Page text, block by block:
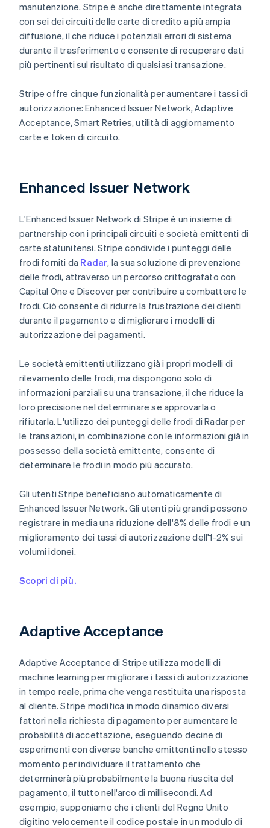
manutenzione. Stripe è anche direttamente integrata
con sei dei circuiti delle carte di credito a più ampia
diffusione, il che riduce i potenziali errori di sistema
durante il trasferimento e consente di recuperare dati
più pertinenti sul risultato di qualsiasi transazione.
Stripe offre cinque funzionalità per aumentare i tassi di
autorizzazione: Enhanced Issuer Network, Adaptive
Acceptance, Smart Retries, utilità di aggiornamento
carte e token di circuito.
Enhanced Issuer Network
L'Enhanced Issuer Network di Stripe è un insieme di
partnership con i principali circuiti e società emittenti di
carte statunitensi. Stripe condivide i punteggi delle
frodi forniti da Radar, la sua soluzione di prevenzione
delle frodi, attraverso un percorso crittografato con
Capital One e Discover per contribuire a combattere le
frodi. Ciò consente di ridurre la frustrazione dei clienti
durante il pagamento e di migliorare i modelli di
autorizzazione dei pagamenti.
Le società emittenti utilizzano già i propri modelli di
rilevamento delle frodi, ma dispongono solo di
informazioni parziali su una transazione, il che riduce la
loro precisione nel determinare se approvarla o
rifiutarla. L'utilizzo dei punteggi delle frodi di Radar per
le transazioni, in combinazione con le informazioni già in
possesso della società emittente, consente di
determinare le frodi in modo più accurato.
Gli utenti Stripe beneficiano automaticamente di
Enhanced Issuer Network. Gli utenti più grandi possono
registrare in media una riduzione dell'8% delle frodi e un
miglioramento dei tassi di autorizzazione dell'1-2% sui
volumi idonei.
Scopri di più.
Adaptive Acceptance
Adaptive Acceptance di Stripe utilizza modelli di
machine learning per migliorare i tassi di autorizzazione
in tempo reale, prima che venga restituita una risposta
al cliente. Stripe modifica in modo dinamico diversi
fattori nella richiesta di pagamento per aumentare le
probabilità di accettazione, eseguendo decine di
esperimenti con diverse banche emittenti nello stesso
momento per individuare il trattamento che
determinerà più probabilmente la buona riuscita del
pagamento, il tutto nell'arco di millisecondi. Ad
esempio, supponiamo che i clienti del Regno Unito
digitino velocemente il codice postale in un modulo di